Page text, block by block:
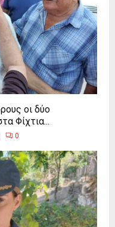
οι δύο
Φίχτια...
0